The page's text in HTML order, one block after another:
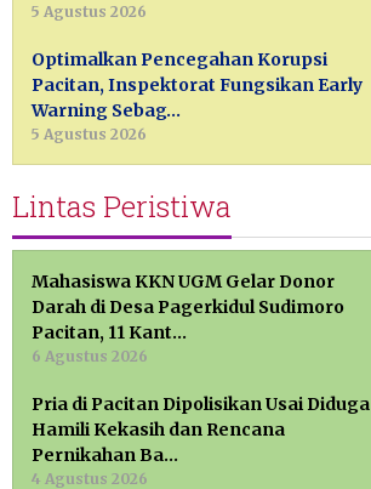
5 Agustus 2026
Optimalkan Pencegahan Korupsi
Pacitan, Inspektorat Fungsikan Early
Warning Sebag…
5 Agustus 2026
Lintas Peristiwa
Mahasiswa KKN UGM Gelar Donor
Darah di Desa Pagerkidul Sudimoro
Pacitan, 11 Kant…
6 Agustus 2026
Pria di Pacitan Dipolisikan Usai Diduga
Hamili Kekasih dan Rencana
Pernikahan Ba…
4 Agustus 2026